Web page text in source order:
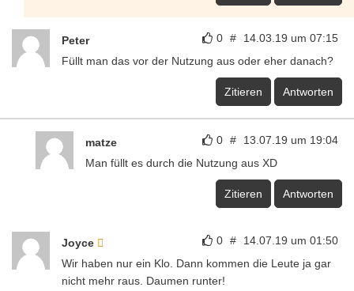
0 # 14.03.19 um 07:15
Peter
Füllt man das vor der Nutzung aus oder eher danach?
Zitieren Antworten
0 # 13.07.19 um 19:04
matze
Man füllt es durch die Nutzung aus XD
Zitieren Antworten
0 # 14.07.19 um 01:50
Joyce
Wir haben nur ein Klo. Dann kommen die Leute ja gar
nicht mehr raus. Daumen runter!